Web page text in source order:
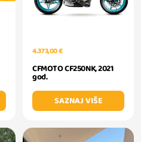
4.373,00 €
CFMOTO CF250NK, 2021
god.
SAZNAJ VIŠE